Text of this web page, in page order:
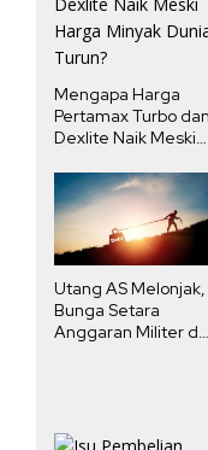
Mengapa Harga
Pertamax Turbo dan
Dexlite Naik Meski
Turun?
Utang AS Melonjak,
Bunga Setara
Anggaran Militer dan